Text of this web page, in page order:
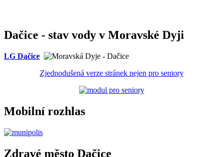
Dačice - stav vody v Moravské Dyji
LG Dačice
Zjednodušená verze stránek nejen pro seniory
Mobilní rozhlas
Zdravé město Dačice